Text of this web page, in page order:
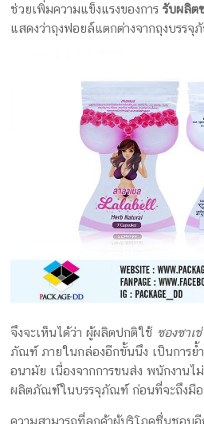
ช่วยเพิ่มความแข็งแรงของการรับผลิต
แสดงว่าถุงฟอยล์แตกต่างจากถุงบรร
จึงจะเห็นได้ว่า ผู้ผลิตปกติใช้ ซองซาเช่
ภัณฑ์ ภายในกล่องอีกขั้นนึง เป็นการย้
อนามัย เนื่องจากการขนส่ง พนักงานไ
ผลิตภัณฑ์ในบรรจุภัณฑ์ ก่อนที่จะถึงมือ